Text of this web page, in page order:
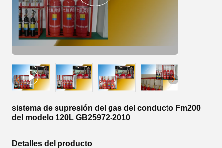
sistema de supresión del gas del conducto Fm200
del modelo 120L GB25972-2010
Detalles del producto